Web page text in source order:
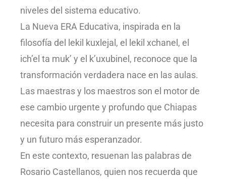
niveles del sistema educativo.
La Nueva ERA Educativa, inspirada en la
filosofía del lekil kuxlejal, el lekil xchanel, el
ich’el ta muk’ y el k’uxubinel, reconoce que la
transformación verdadera nace en las aulas.
Las maestras y los maestros son el motor de
ese cambio urgente y profundo que Chiapas
necesita para construir un presente más justo
y un futuro más esperanzador.
En este contexto, resuenan las palabras de
Rosario Castellanos, quien nos recuerda que